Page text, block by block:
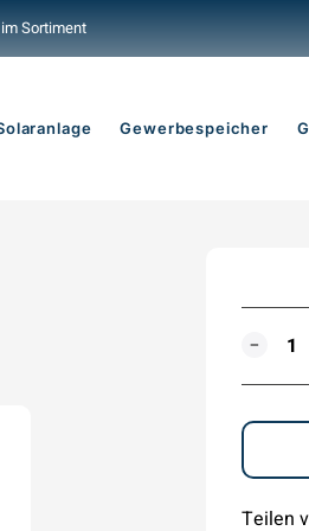
Sortiment
Gewerbespeicher
MENGE
−
Teilen